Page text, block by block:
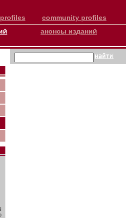
community profiles
анонсы изданий